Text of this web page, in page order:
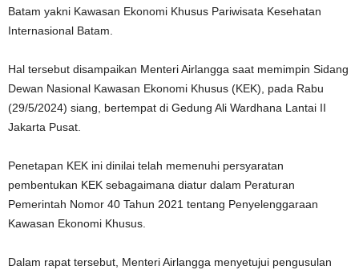
Batam yakni Kawasan Ekonomi Khusus Pariwisata Kesehatan
Internasional Batam.
Hal tersebut disampaikan Menteri Airlangga saat memimpin Sidang
Dewan Nasional Kawasan Ekonomi Khusus (KEK), pada Rabu
(29/5/2024) siang, bertempat di Gedung Ali Wardhana Lantai II
Jakarta Pusat.
Penetapan KEK ini dinilai telah memenuhi persyaratan
pembentukan KEK sebagaimana diatur dalam Peraturan
Pemerintah Nomor 40 Tahun 2021 tentang Penyelenggaraan
Kawasan Ekonomi Khusus.
Dalam rapat tersebut, Menteri Airlangga menyetujui pengusulan